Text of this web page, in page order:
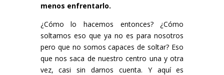
menos enfrentarlo.
¿Cómo lo hacemos entonces? ¿Cómo
soltamos eso que ya no es para nosotros
pero que no somos capaces de soltar? Eso
que nos saca de nuestro centro una y otra
vez, casi sin darnos cuenta. Y aquí es